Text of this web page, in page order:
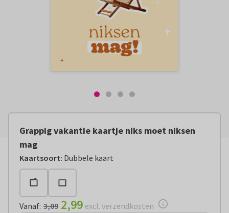
Grappig vakantie kaartje niks moet niksen
mag
Kaartsoort: Dubbele kaart
Vanaf: € 2,99 excl. verzendkosten
Vanaf: 3,09 2,99 excl. verzendkosten